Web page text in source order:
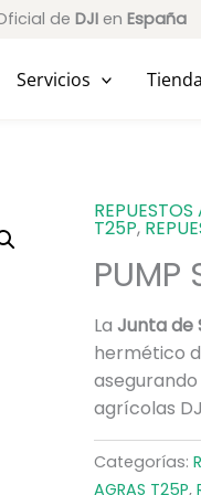
de DJI en España
Servicios Tienda
T25P,
PUMP
LaJunta de
hermético
agrícolas
Categorías:
AGRAS T25P,